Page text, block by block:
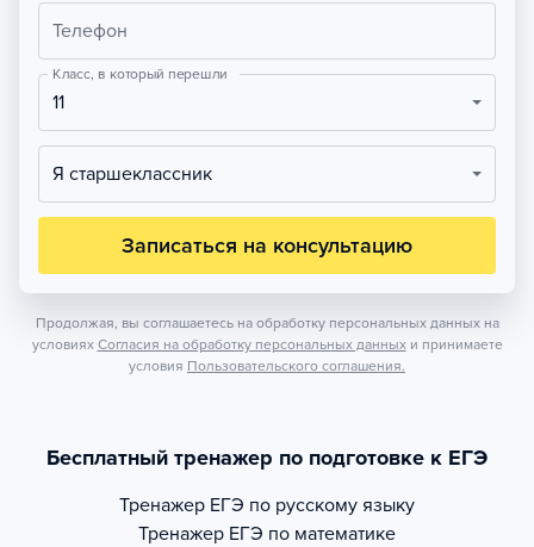
Телефон
Класс, в который перешли
11
Я старшеклассник
Записаться на консультацию
Продолжая, вы соглашаетесь на обработку персональных данных на
условиях Согласия на обработку персональных данных и принимаете
условия Пользовательского соглашения.
Бесплатный тренажер по подготовке к ЕГЭ
Тренажер ЕГЭ по русскому языку
Тренажер ЕГЭ по математике